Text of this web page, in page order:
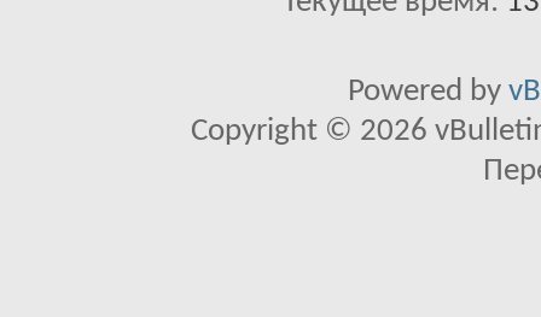
Powered by
Copyright © 2026